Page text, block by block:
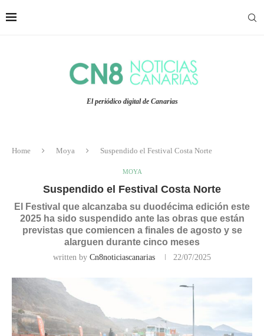
El periódico digital de Canarias
Home Moya Suspendido el Festival Costa Norte
MOYA
Suspendido el Festival Costa Norte
El Festival que alcanzaba su duodécima edición este
2025 ha sido suspendido ante las obras que están
previstas que comiencen a finales de agosto y se
alarguen durante cinco meses
written by Cn8noticiascanarias 22/07/2025